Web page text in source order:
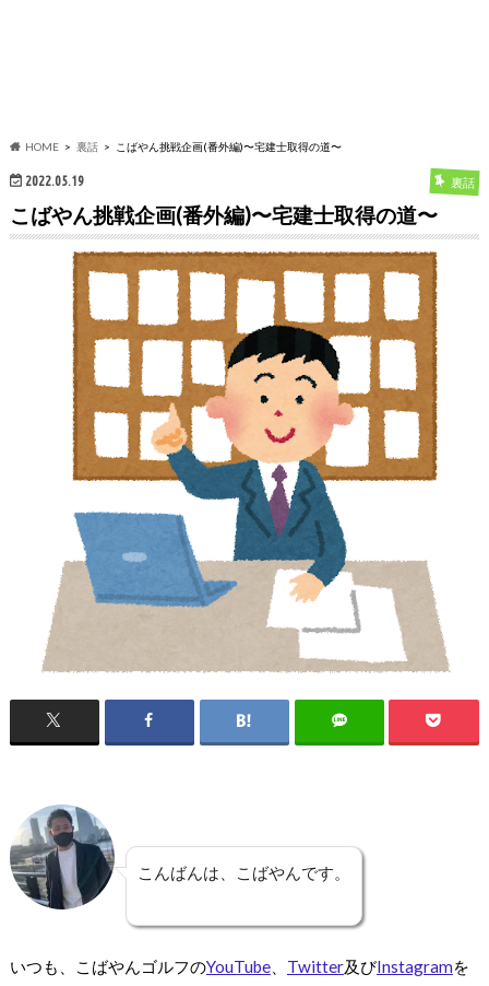
HOME 裏話 こばやん挑戦企画(番外編)〜宅建士取得の道〜
2022.05.19 裏話
こばやん挑戦企画(番外編)〜宅建士取得の道〜
こんばんは、こばやんです。
いつも、こばやんゴルフのYouTube、 Twitter及びInstagramを